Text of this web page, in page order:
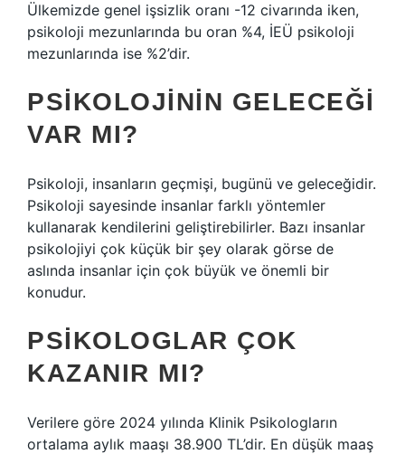
Ülkemizde genel işsizlik oranı -12 civarında iken,
psikoloji mezunlarında bu oran %4, İEÜ psikoloji
mezunlarında ise %2’dir.
PSIKOLOJININ GELECEĞI
VAR MI?
Psikoloji, insanların geçmişi, bugünü ve geleceğidir.
Psikoloji sayesinde insanlar farklı yöntemler
kullanarak kendilerini geliştirebilirler. Bazı insanlar
psikolojiyi çok küçük bir şey olarak görse de
aslında insanlar için çok büyük ve önemli bir
konudur.
PSIKOLOGLAR ÇOK
KAZANIR MI?
Verilere göre 2024 yılında Klinik Psikologların
ortalama aylık maaşı 38.900 TL’dir. En düşük maaş